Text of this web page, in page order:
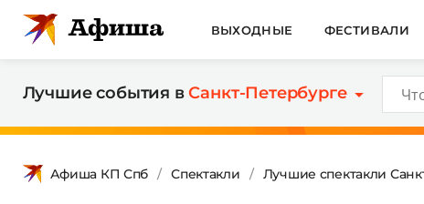
ВЫХОДНЫЕ ФЕСТИВАЛИ
Лучшие события вСанкт-Петербурге
Афиша КП Спб Спектакли Лучшие спектакли